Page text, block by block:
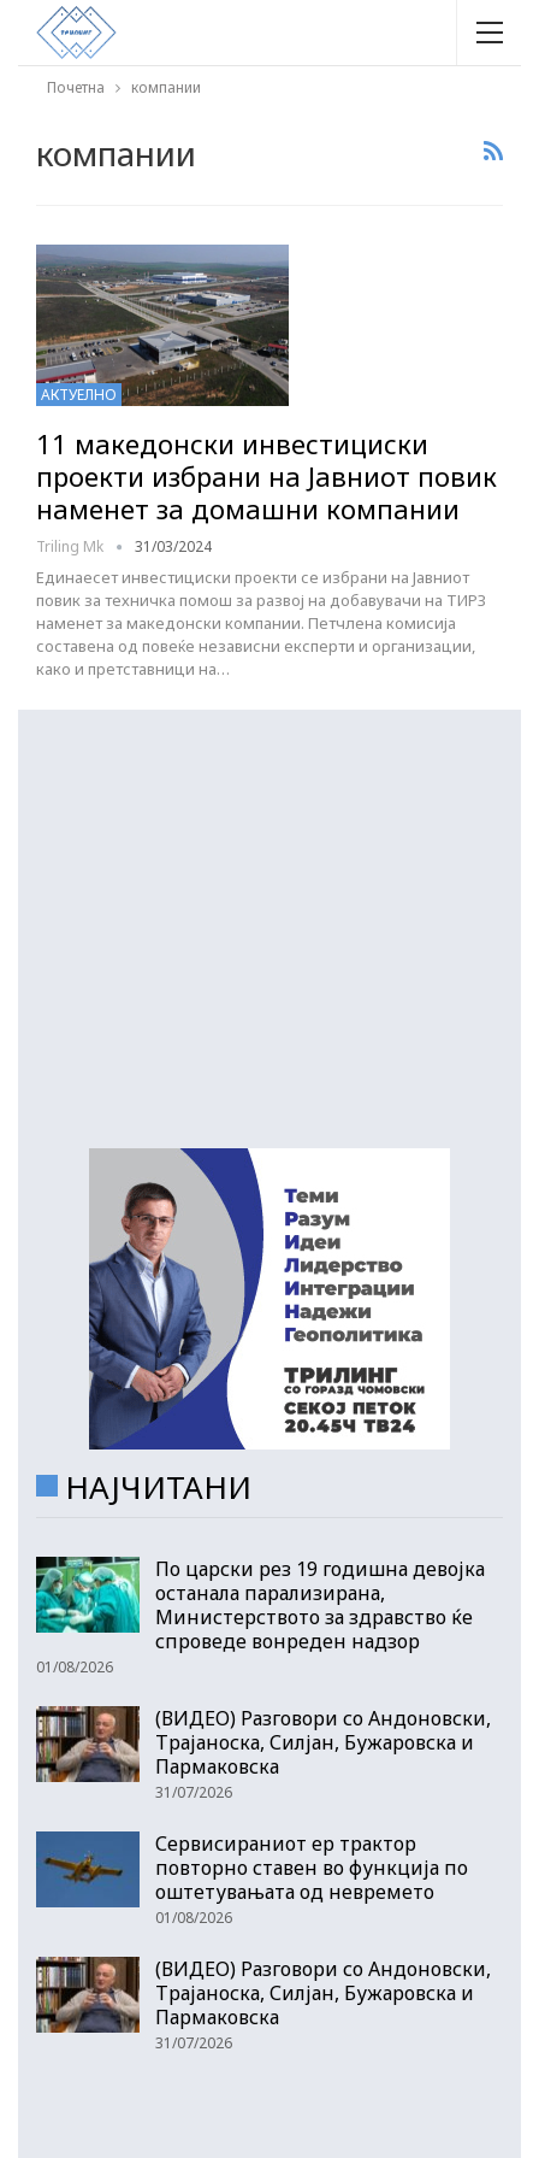
Почетна компании
компании
АКТУЕЛНО
11 македонски инвестициски
проекти избрани на Јавниот повик
наменет за домашни компании
Triling Mk 31/03/2024
Единаесет инвестициски проекти се избрани на Јавниот
повик за техничка помош за развој на добавувачи на ТИРЗ
наменет за македонски компании. Петчлена комисија
составена од повеќе независни експерти и организации,
како и претставници на…
НАЈЧИТАНИ
По царски рез 19 годишна девојка
останала парализирана,
Министерството за здравство ќе
спроведе вонреден надзор
01/08/2026
(ВИДЕО) Разговори со Андоновски,
Трајаноска, Силјан, Бужаровска и
Пармаковска
31/07/2026
Сервисираниот ер трактор
повторно ставен во функција по
оштетувањата од невремето
01/08/2026
(ВИДЕО) Разговори со Андоновски,
Трајаноска, Силјан, Бужаровска и
Пармаковска
31/07/2026